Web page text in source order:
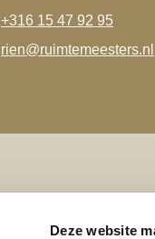
Deze website
+316 15 47 92 95
rien@ruimtemeesters.nl